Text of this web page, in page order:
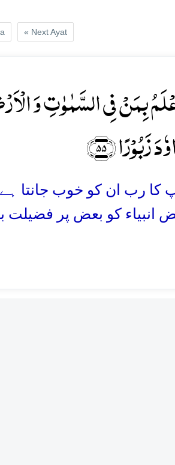
« Next Ayat
بِمَنۡ فِی السَّمٰوٰتِ وَ
﴿۵۵﴾
آپ کا رب ان کو خوب جانتا
انبیاء کو بعض پر فضیلت